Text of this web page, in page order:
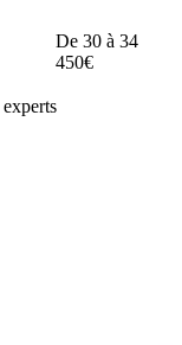
De 30 à 34
450€